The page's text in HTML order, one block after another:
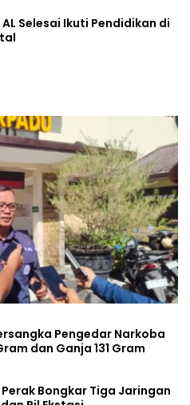
Selesai Ikuti Pendidikan di
Pengedar Narkoba
dan Ganja 131 Gram
Bongkar Tiga Jaringan